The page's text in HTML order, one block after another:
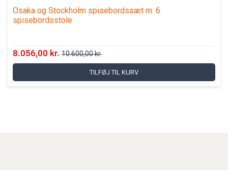
Osaka og Stockholm spisebordssæt m. 6
spisebordsstole
8.056,00 kr. 10.600,00 kr.
TILFØJ TIL KURV